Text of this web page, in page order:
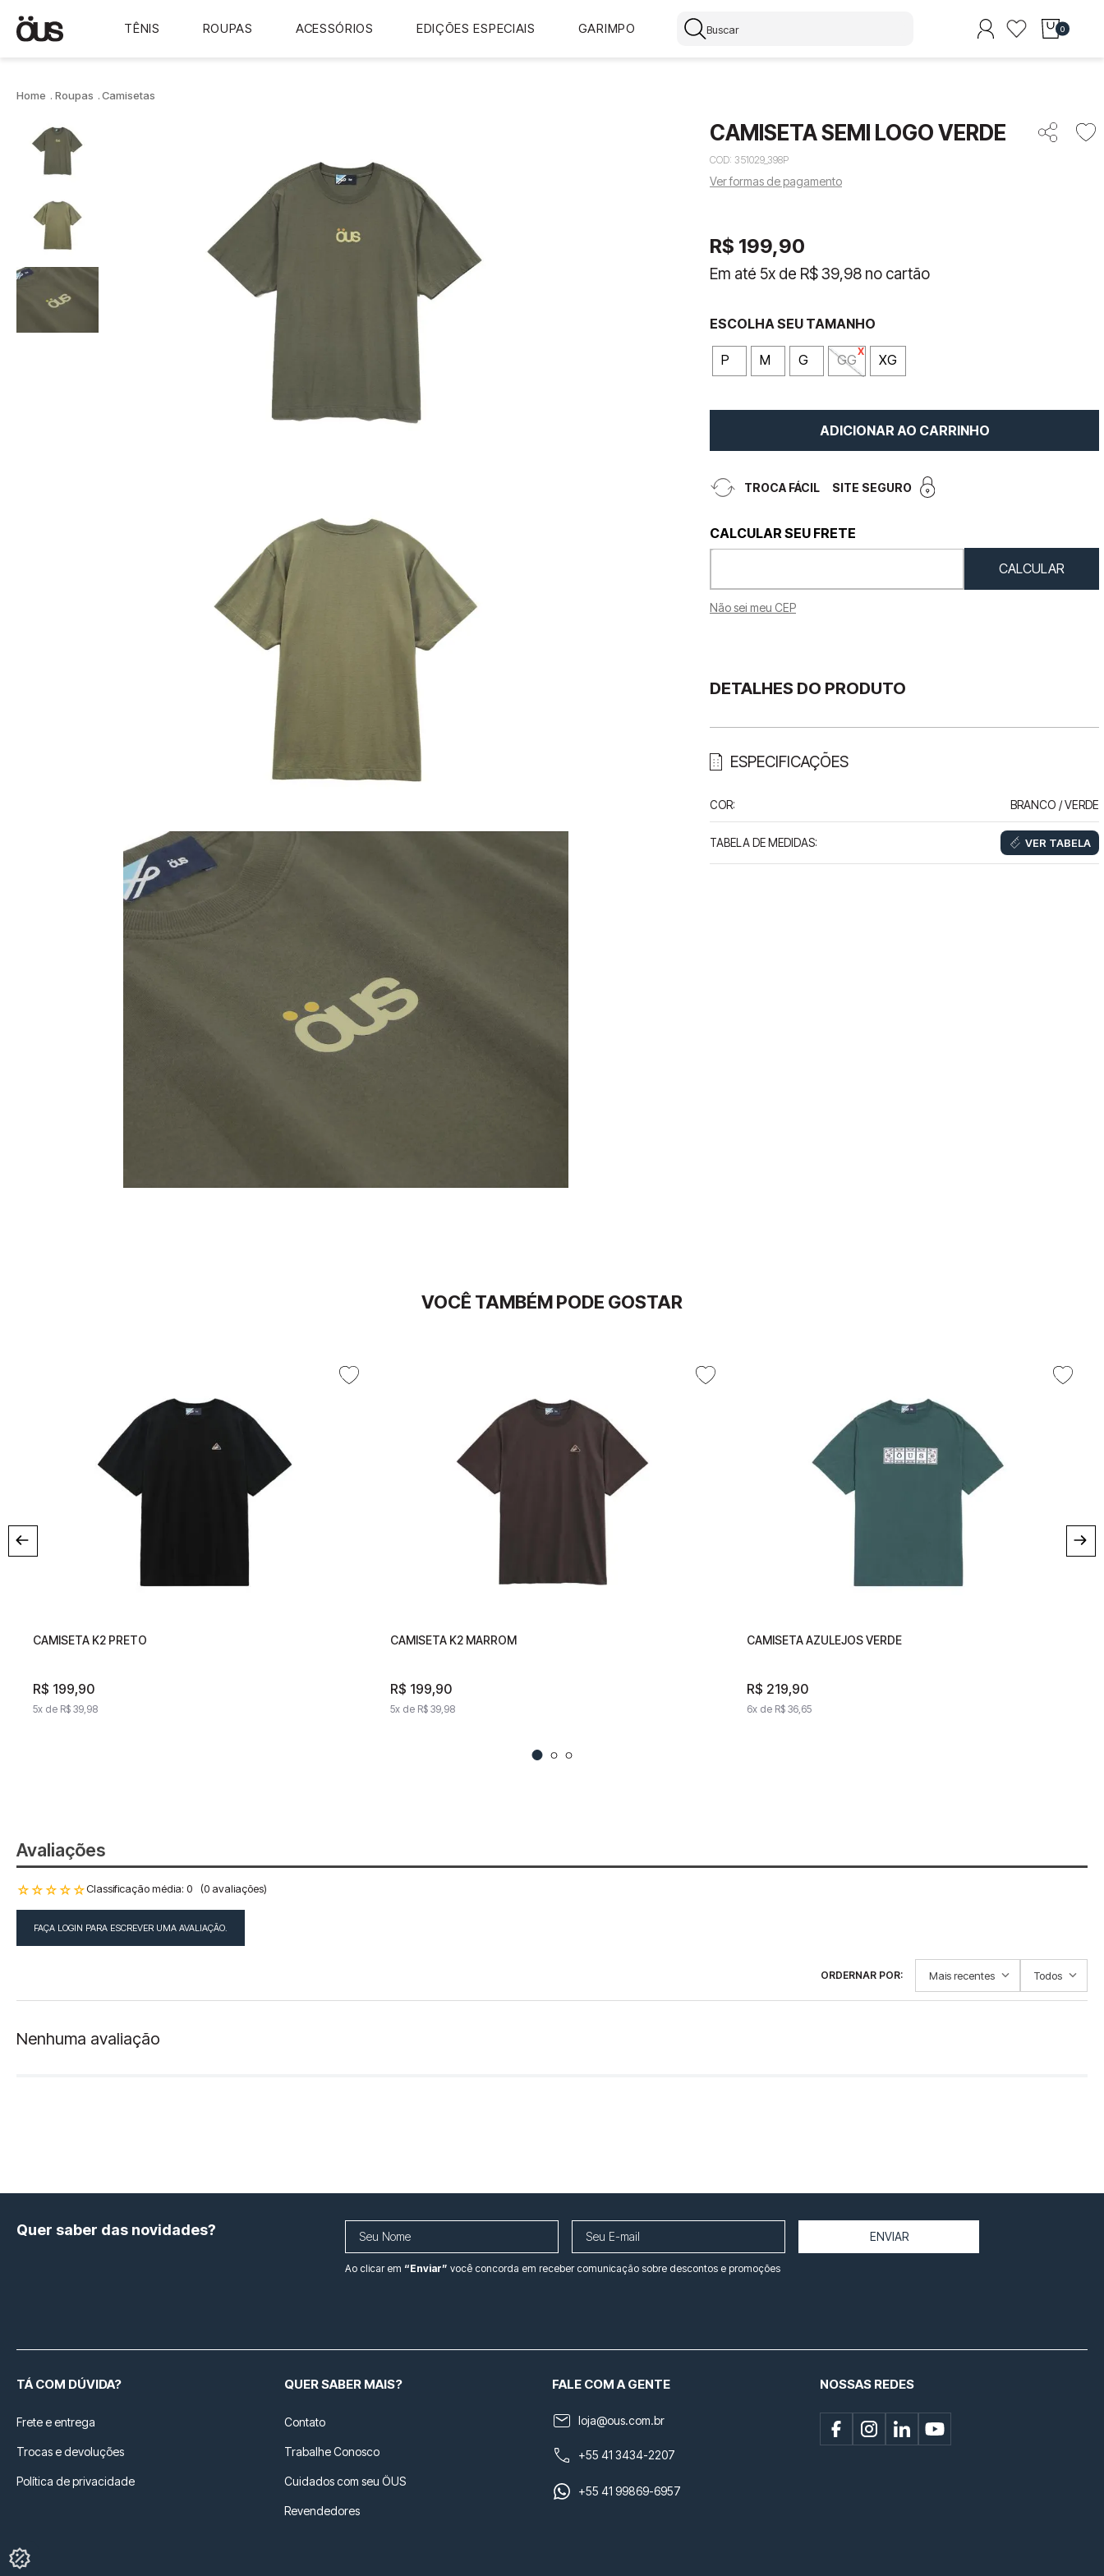
TÊNIS ROUPAS ACESSÓRIOS EDIÇÕES ESPECIAIS GARIMPO
Buscar
0
Roupas Camisetas
CAMISETA SEMI LOGO VERDE
CÓD: 351029_398P
Ver formas de pagamento
R$ 199,90
Em até 5x de R$39,98 no cartão
P M G GG XG
ADICIONAR AO CARRINHO
TROCA FÁCIL SITE SEGURO
Não sei meu CEP
DETALHES DO PRODUTO
ESPECIFICAÇÕES
COR: BRANCO / VERDE
TABELA DE MEDIDAS: VER TABELA
VOCÊ TAMBÉM PODE GOSTAR
CAMISETA K2 PRETO
R$ 199,90
5x de R$ 39,98
CAMISETA K2 PRETO CAMISETA K2 MARROM
R$ 199,90
5x de R$ 39,98
CAMISETA K2 MARROM CAMISETA AZULEJOS VERDE
R$ 219,90
6x de R$ 36,65
CAMISETA AZULEJOS VERDE
Avaliações
☆ ☆ ☆ ☆ ☆Classificação média: 0 (0 avaliações)
FAÇA LOGIN PARA ESCREVER UMA AVALIAÇÃO.
Mais recentes Todos
Nenhuma avaliação
Quer saber das novidades? ENVIAR
Ao clicar em “Enviar” você concorda em receber comunicação sobre descontos e promoções
TÁ COM DÚVIDA?
Frete e entrega
Trocas e devoluções
Política de privacidade
QUER SABER MAIS?
Contato
Trabalhe Conosco
Cuidados com seu ÖUS
Revendedores
FALE COM A GENTE
loja@ous.com.br
+55 41 3434-2207
+55 41 99869-6957
NOSSAS REDES